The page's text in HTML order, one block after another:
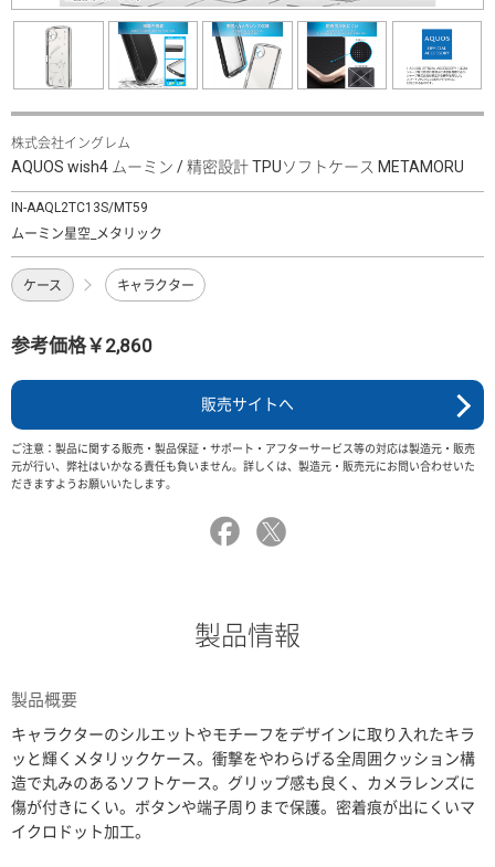
株式会社イングレム
AQUOS wish4 ムーミン / 精密設計 TPUソフトケース METAMORU
IN-AAQL2TC13S/MT59
ムーミン星空_メタリック
ケース キャラクター
参考価格￥2,860
販売サイトへ
ご注意：製品に関する販売・製品保証・サポート・アフターサービス等の対応は製造元・販売
元が行い、弊社はいかなる責任も負いません。詳しくは、製造元・販売元にお問い合わせいた
だきますようお願いいたします。
製品情報
製品概要
キャラクターのシルエットやモチーフをデザインに取り入れたキラ
ッと輝くメタリックケース。衝撃をやわらげる全周囲クッション構
造で丸みのあるソフトケース。グリップ感も良く、カメラレンズに
傷が付きにくい。ボタンや端子周りまで保護。密着痕が出にくいマ
イクロドット加工。